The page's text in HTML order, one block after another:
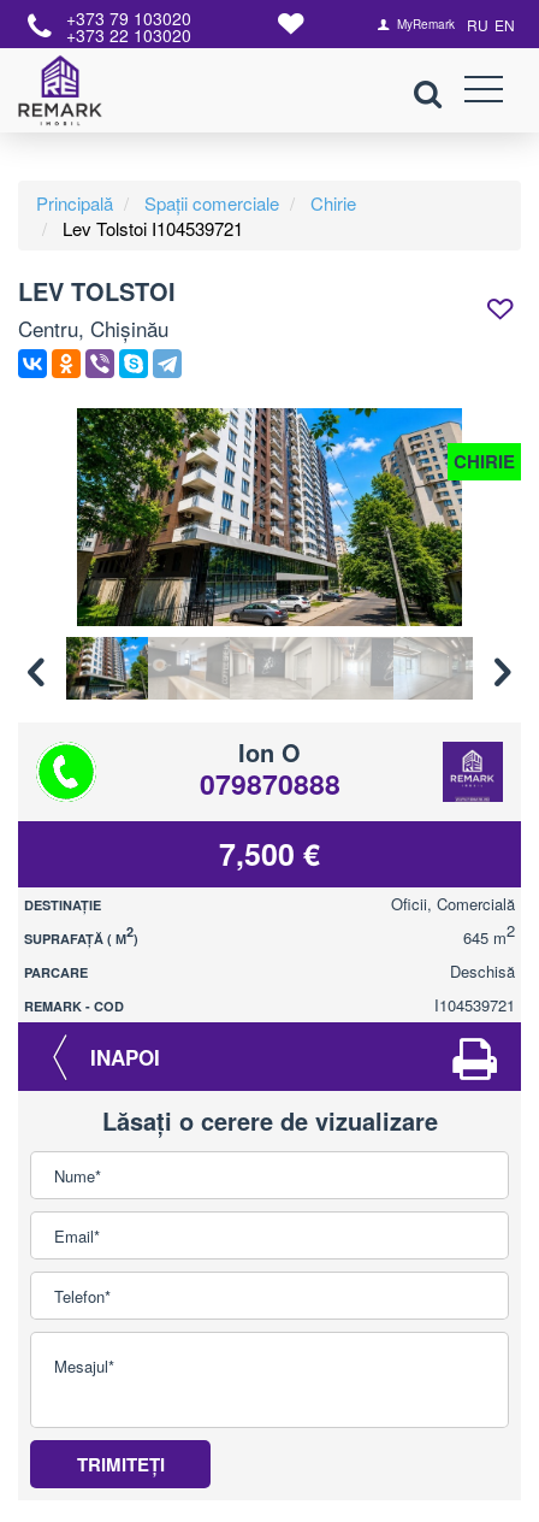
+373 79 103020
+373 22 103020 MyRemark RU EN
Principală Spații comerciale
Chirie
Lev Tolstoi I104539721
CHIRIE
LEV TOLSTOI
Centru, Chișinău
Ion O
079870888
7,500 €
DESTINAȚIE Oficii, Comercială
SUPRAFAȚĂ ( М2) 645 m2
PARCARE Deschisă
REMARK - COD I104539721
INAPOI
Lăsați o cerere de vizualizare
TRIMITEȚI